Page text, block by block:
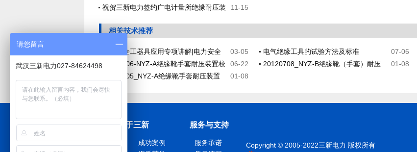
套）耐压装置等设备
11-15
祝贺三新电力签约广电计量所绝缘耐压装
相关技术推荐
03-05
电力安全工器具应用专项讲解|电力安全
工器具的正确使用方法
07-06
电气绝缘工具的试验方法及标准
06-22
20160606-NYZ-A绝缘靴手套耐压装置校
01-08
20120708_NYZ-B绝缘靴（手套）耐压
01-08
20120305_NYZ-A绝缘靴手套耐压装置
校准证书
关于三新
公司简介
成功案例
服务与支持
服务承诺
Copyright © 2005-2022三新电力 版权所有
请您留言
武汉三新电力027-84624498